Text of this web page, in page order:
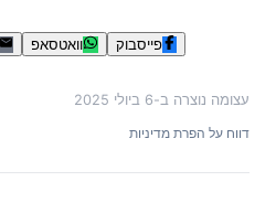
פייסבוק וואטסאפ
עצומה נוצרה ב-6 ביולי 2025
דווח על הפרת מדיניות